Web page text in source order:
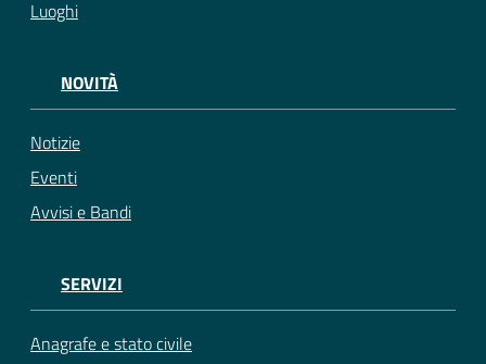
Luoghi
NOVITÀ
Notizie
Eventi
Avvisi e Bandi
SERVIZI
Anagrafe e stato civile